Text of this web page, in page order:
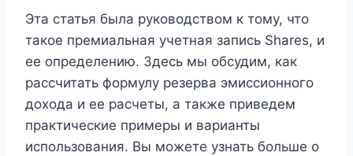
Эта статья была руководством к тому, что
такое премиальная учетная запись Shares, и
ее определению. Здесь мы обсудим, как
рассчитать формулу резерва эмиссионного
дохода и ее расчеты, а также приведем
практические примеры и варианты
использования. Вы можете узнать больше о